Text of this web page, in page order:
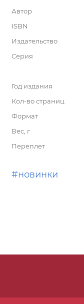
Автор
ISBN
Издательство
Серия
Год издания
Кол-во страниц
Формат
Вес, г
Переплет
#новинки